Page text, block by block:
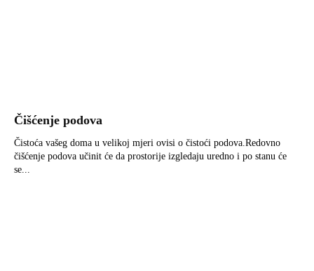
Čišćenje podova
Čistoća vašeg doma u velikoj mjeri ovisi o čistoći podova.Redovno
čišćenje podova učinit će da prostorije izgledaju uredno i po stanu će
se...